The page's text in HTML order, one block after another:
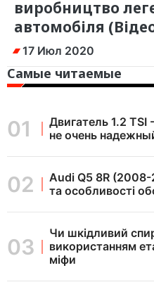
виробництво
автомобіля
17 Июл 2020
Самые читаемые
Двигатель 1.2
не очень
Audi Q5 8R (2008-
та особливості
Чи шкідливий
використанням
міфи